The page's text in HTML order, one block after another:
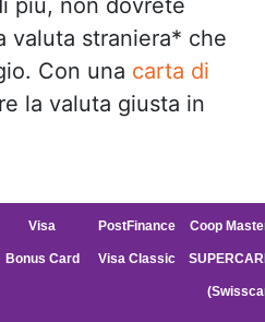
valuta straniera* che
Con una carta di
la valuta giusta in
Visa
Bonus Card
PostFinance
Visa Classic
Coop